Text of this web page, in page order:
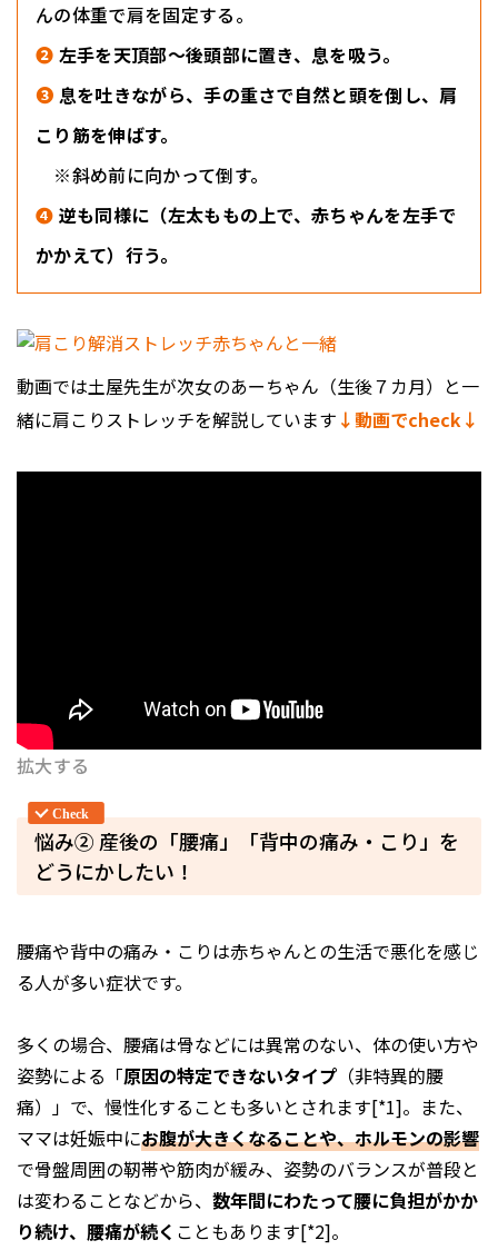
んの体重で肩を固定する。
❷ 左手を天頂部〜後頭部に置き、息を吸う。
❸ 息を吐きながら、手の重さで自然と頭を倒し、肩
こり筋を伸ばす。
※斜め前に向かって倒す。
❹ 逆も同様に（左太ももの上で、赤ちゃんを左手で
かかえて）行う。
動画では土屋先生が次女のあーちゃん（生後７カ月）と一
緒に肩こりストレッチを解説しています ↓動画でcheck↓
拡大する
悩み② 産後の「腰痛」「背中の痛み・こり」を
どうにかしたい！
腰痛や背中の痛み・こりは赤ちゃんとの生活で悪化を感じ
る人が多い症状です。
多くの場合、腰痛は骨などには異常のない、体の使い方や
姿勢による「原因の特定できないタイプ （非特異的腰
痛）」で、慢性化することも多いとされます[*1]。また、
ママは妊娠中にお腹が大きくなることや、ホルモンの影響
で骨盤周囲の靭帯や筋肉が緩み、姿勢のバランスが普段と
は変わることなどから、 数年間にわたって腰に負担がかか
り続け、腰痛が続く こともあります[*2]。